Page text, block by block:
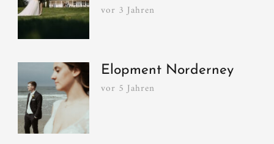
vor 3 Jahren
Elopment Norderney
vor 5 Jahren